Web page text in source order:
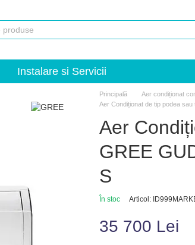
Instalare si Servicii
Principală Aer condiționat
Aer Condiționat de tip podea
Aer
GREE
S
În stoc Articol:
35 700 Lei